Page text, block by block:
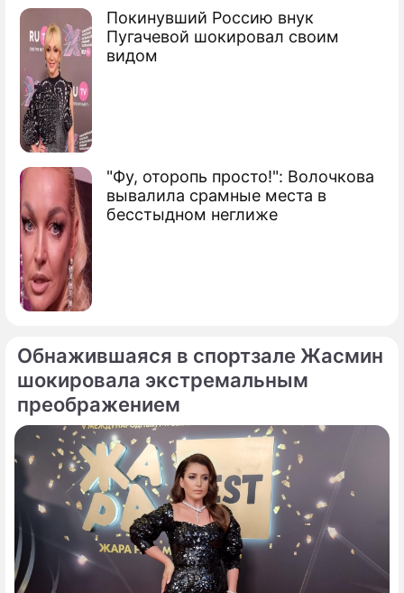
Покинувший Россию внук
Пугачевой шокировал своим
видом
"Фу, оторопь просто!": Волочкова
вывалила срамные места в
бесстыдном неглиже
Обнажившаяся в спортзале Жасмин
шокировала экстремальным
преображением